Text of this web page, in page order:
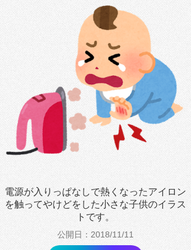
電源が入りっぱなしで熱くなったアイロン
を触ってやけどをした小さな子供のイラス
トです。
公開日：2018/11/11